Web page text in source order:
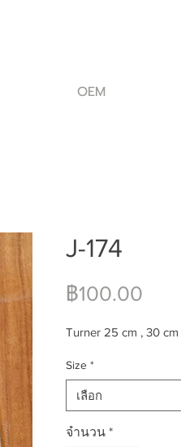
OEM
J-174
฿100.00ราคา
Turner 25 cm , 30 cm
Size *
เลือก
จำนวน *